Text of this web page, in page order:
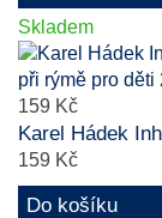
Skladem
159 Kč
Karel Hádek
159 Kč
Do košíku